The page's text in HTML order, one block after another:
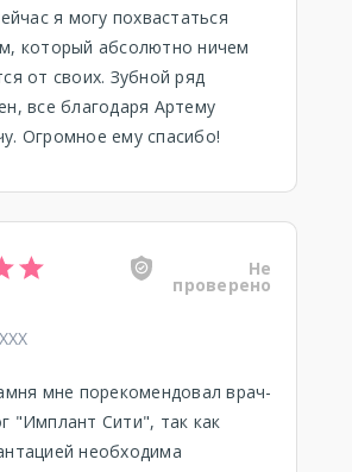
я могу похвастаться
который абсолютно ничем
от своих. Зубной ряд
все благодаря Артему
Огромное ему спасибо!
Не
проверено
мне порекомендовал врач-
"Имплант Сити", так как
необходима